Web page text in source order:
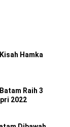
Hamka
Raih 3
2022